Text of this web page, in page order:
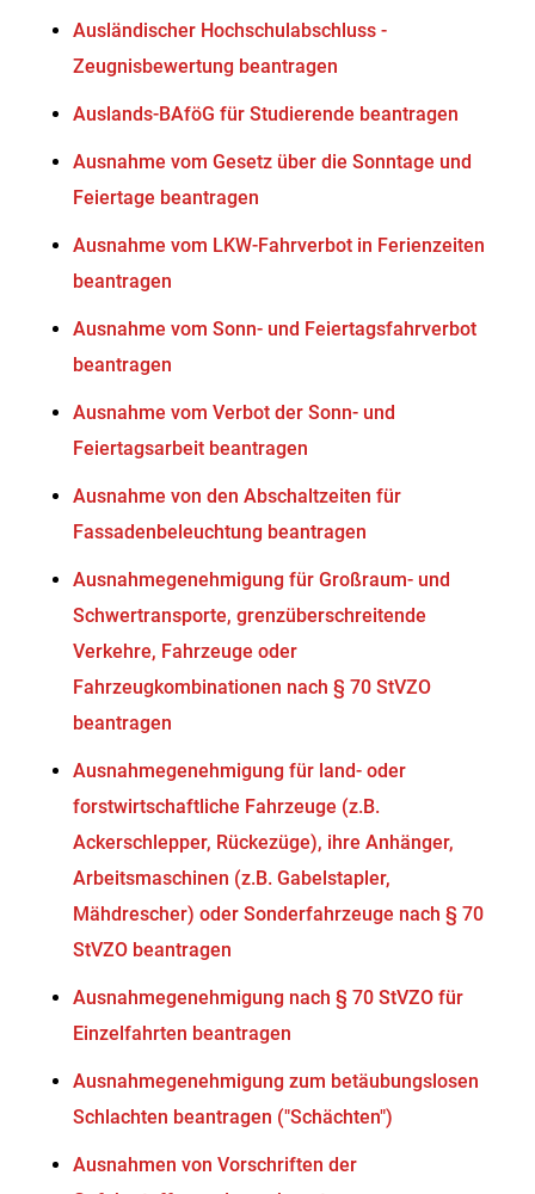
Ausländischer Hochschulabschluss -
Zeugnisbewertung beantragen
Auslands-BAföG für Studierende beantragen
Ausnahme vom Gesetz über die Sonntage und
Feiertage beantragen
Ausnahme vom LKW-Fahrverbot in Ferienzeiten
beantragen
Ausnahme vom Sonn- und Feiertagsfahrverbot
beantragen
Ausnahme vom Verbot der Sonn- und
Feiertagsarbeit beantragen
Ausnahme von den Abschaltzeiten für
Fassadenbeleuchtung beantragen
Ausnahmegenehmigung für Großraum- und
Schwertransporte, grenzüberschreitende
Verkehre, Fahrzeuge oder
Fahrzeugkombinationen nach § 70 StVZO
beantragen
Ausnahmegenehmigung für land- oder
forstwirtschaftliche Fahrzeuge (z.B.
Ackerschlepper, Rückezüge), ihre Anhänger,
Arbeitsmaschinen (z.B. Gabelstapler,
Mähdrescher) oder Sonderfahrzeuge nach § 70
StVZO beantragen
Ausnahmegenehmigung nach § 70 StVZO für
Einzelfahrten beantragen
Ausnahmegenehmigung zum betäubungslosen
Schlachten beantragen ("Schächten")
Ausnahmen von Vorschriften der